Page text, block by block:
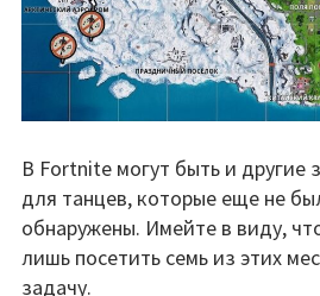
В Fortnite могут быть и другие
для танцев, которые еще не
обнаружены. Имейте в виду,
лишь посетить семь из этих
задачу.